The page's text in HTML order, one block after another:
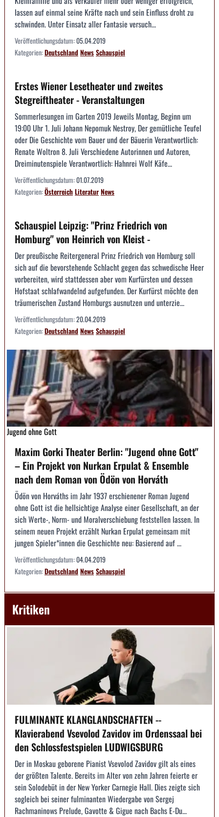
lassen auf einmal seine Kräfte nach und sein Einfluss droht zu
schwinden. Unter Einsatz aller Fantasie versuch...
Veröffentlichungsdatum:05.04.2019
Kategorien:DeutschlandNewsSchauspiel
Erstes Wiener Lesetheater und zweites
Stegreiftheater - Veranstaltungen
Sommerlesungen im Garten 2019 Jeweils Montag, Beginn um
19:00 Uhr 1. Juli Johann Nepomuk Nestroy, Der gemütliche Teufel
oder Die Geschichte vom Bauer und der Bäuerin Verantwortlich:
Renate Woltron 8. Juli Verschiedene Autorinnen und Autoren,
Dreiminutenspiele Verantwortlich: Hahnrei Wolf Käfe...
Veröffentlichungsdatum:01.07.2019
Kategorien:ÖsterreichLiteraturNews
Schauspiel Leipzig: "Prinz Friedrich von
Homburg" von Heinrich von Kleist -
Der preußische Reitergeneral Prinz Friedrich von Homburg soll
sich auf die bevorstehende Schlacht gegen das schwedische Heer
vorbereiten, wird stattdessen aber vom Kurfürsten und dessen
Hofstaat schlafwandelnd aufgefunden. Der Kurfürst möchte den
träumerischen Zustand Homburgs ausnutzen und unterzie...
Veröffentlichungsdatum:20.04.2019
Kategorien:DeutschlandNewsSchauspiel
Jugend ohne Gott
Maxim Gorki Theater Berlin: "Jugend ohne Gott"
– Ein Projekt von Nurkan Erpulat & Ensemble
nach dem Roman von Ödön von Horváth
Ödön von Horváths im Jahr 1937 erschienener Roman Jugend
ohne Gott ist die hellsichtige Analyse einer Gesellschaft, an der
sich Werte-, Norm- und Moralverschiebung feststellen lassen. In
seinem neuen Projekt erzählt Nurkan Erpulat gemeinsam mit
jungen Spieler*innen die Geschichte neu: Basierend auf ...
Veröffentlichungsdatum:04.04.2019
Kategorien:DeutschlandNewsSchauspiel
Kritiken
FULMINANTE KLANGLANDSCHAFTEN --
Klavierabend Vsevolod Zavidov im Ordenssaal bei
den Schlossfestspielen LUDWIGSBURG
Der in Moskau geborene Pianist Vsevolod Zavidov gilt als eines
der größten Talente. Bereits im Alter von zehn Jahren feierte er
sein Solodebüt in der New Yorker Carnegie Hall. Dies zeigte sich
sogleich bei seiner fulminanten Wiedergabe von Sergej
Rachmaninows Prelude, Gavotte & Gigue nach Bachs E-Du...